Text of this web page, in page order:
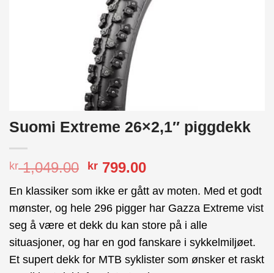
Suomi Extreme 26×2,1″ piggdekk
kr1,049.00 Opprinnelig
var:
kr 1,049.00.
kr 799.00Nåværende
er:
kr 799.00.
En klassiker som ikke er gått av moten. Med et godt
mønster, og hele 296 pigger har Gazza Extreme vist
seg å være et dekk du kan store på i alle
situasjoner, og har en god fanskare i sykkelmiljøet.
Et supert dekk for MTB syklister som ønsker et raskt